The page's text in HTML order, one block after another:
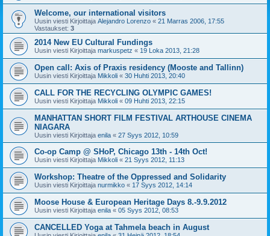
Welcome, our international visitors
Uusin viesti Kirjoittaja Alejandro Lorenzo « 21 Marras 2006, 17:55
Vastaukset: 3
2014 New EU Cultural Fundings
Uusin viesti Kirjoittaja markuspetz « 19 Loka 2013, 21:28
Open call: Axis of Praxis residency (Mooste and Tallinn)
Uusin viesti Kirjoittaja Mikkoli « 30 Huhti 2013, 20:40
CALL FOR THE RECYCLING OLYMPIC GAMES!
Uusin viesti Kirjoittaja Mikkoli « 09 Huhti 2013, 22:15
MANHATTAN SHORT FILM FESTIVAL ARTHOUSE CINEMA
NIAGARA
Uusin viesti Kirjoittaja enila « 27 Syys 2012, 10:59
Co-op Camp @ SHoP, Chicago 13th - 14th Oct!
Uusin viesti Kirjoittaja Mikkoli « 21 Syys 2012, 11:13
Workshop: Theatre of the Oppressed and Solidarity
Uusin viesti Kirjoittaja nurmikko « 17 Syys 2012, 14:14
Moose House & European Heritage Days 8.-9.9.2012
Uusin viesti Kirjoittaja enila « 05 Syys 2012, 08:53
CANCELLED Yoga at Tahmela beach in August